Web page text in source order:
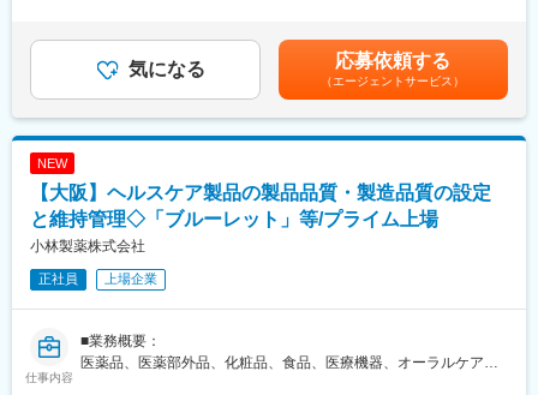
り、アジア市場を中心にグローバルな事業を拡大しています。ベ
トナムでは3工場、中国では2工場を運営しており、海外研究所も
設置。国内外の生産・開発ネットワークを活かし、多様なニーズ
に対応できる体制を構築しています。
また、国際化粧品展示会への出展など海外市場への取り組みも積
いながらグローバル案件や海外拠点との連携に携わるチャンスが
あり、視野を広げながら市場価値の高い経験を積める環境です。
変更の範囲：会社の定める業務
（3）法令調査・法律相談
（4）紛争・訴訟対応：顧問弁護士及び弁理士との連携
（5）機関・組織法務（ガバナンス）：総務部門との連携
■組織構成
名、各担当者5名）
※経営企画/法務/知財/広報担当者が所属しています。法務業務は、
課長1名（他業務と兼務）、担当者1名が担っています。
■魅力
・安定した事業基盤 大手製薬会社等と多数の取引があり業績
は右肩上がり。腰を据えて長く働けます。
・風通しの良い社風
＊意見を反映しやすく、自身の創意工夫を実現しやすい環境で
＞※管理職待遇での採用の場合、残業代の支給はございません。※
想定年収は、平均残業時間10H/月の残業代が含まれています■昇
給：1.5～5.4％（昨年度実績）■賞与：年2回（昨年度実績 年5.0
ヶ月分）■年収例：あくまでも一例です。 課長 880万円（役職・
住宅・扶養手当込み）賃金はあくまでも目安の金額であり、選考
た表記です。
気になる 応募依頼する
（エージェントサービス）
NEW
【大阪】ヘルスケア製品の製品品質・製造品質の設定
と維持管理◇「ブルーレット」等/プライム上場
小林製薬株式会社
正社員 上場企業
仕事内容
■業務概要：
医薬品、医薬部外品、化粧品、食品、医療機器、オーラルケアな